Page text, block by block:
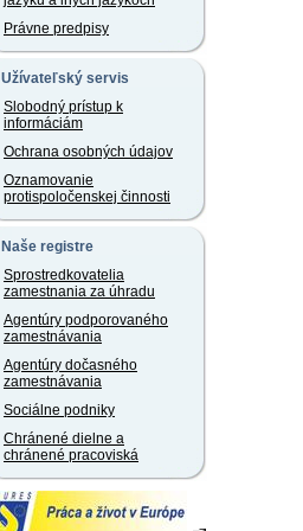
Právne predpisy
Užívateľský servis
Slobodný prístup k
informáciám
Ochrana osobných údajov
Oznamovanie
protispoločenskej činnosti
Naše registre
Sprostredkovatelia
zamestnania za úhradu
Agentúry podporovaného
zamestnávania
Agentúry dočasného
zamestnávania
Sociálne podniky
Chránené dielne a
chránené pracoviská